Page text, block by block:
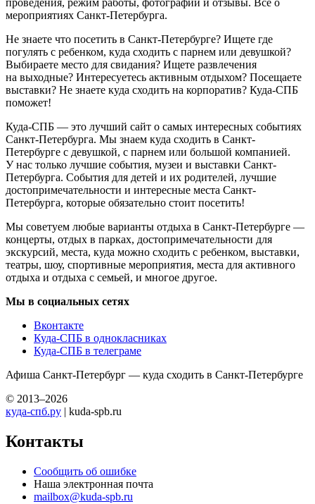
проведения, режим работы, фотографии и отзывы. Всё о
мероприятиях Санкт-Петербурга.
Не знаете что посетить в Санкт-Петербурге? Ищете где
погулять с ребенком, куда сходить с парнем или девушкой?
Выбираете место для свидания? Ищете развлечения
на выходные? Интересуетесь активным отдыхом? Посещаете
выставки? Не знаете куда сходить на корпоратив? Куда-СПБ
поможет!
Куда-СПБ — это лучший сайт о самых интересных событиях
Санкт-Петербурга. Мы знаем куда сходить в Санкт-
Петербурге с девушкой, с парнем или большой компанией.
У нас только лучшие события, музеи и выставки Санкт-
Петербурга. События для детей и их родителей, лучшие
достопримечательности и интересные места Санкт-
Петербурга, которые обязательно стоит посетить!
Мы советуем любые варианты отдыха в Санкт-Петербурге —
концерты, отдых в парках, достопримечательности для
экскурсий, места, куда можно сходить с ребенком, выставки,
театры, шоу, спортивные мероприятия, места для активного
отдыха и отдыха с семьей, и многое другое.
Мы в социальных сетях
Вконтакте
Куда-СПБ в однокласниках
Куда-СПБ в телеграме
Афиша Санкт-Петербург — куда сходить в Санкт-Петербурге
© 2013–2026
куда-спб.ру | kuda-spb.ru
Контакты
Сообщить об ошибке
Наша электронная почта
mailbox@kuda-spb.ru